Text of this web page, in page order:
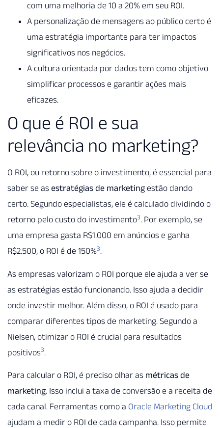
com uma melhoria de 10 a 20% em seu ROI.
A personalização de mensagens ao público certo é
uma estratégia importante para ter impactos
significativos nos negócios.
A cultura orientada por dados tem como objetivo
simplificar processos e garantir ações mais
eficazes.
O que é ROI e sua
relevância no marketing?
O ROI, ou retorno sobre o investimento, é essencial para
saber se as estratégias de marketingestão dando
certo. Segundo especialistas, ele é calculado dividindo o
retorno pelo custo do investimento3. Por exemplo, se
uma empresa gasta R$1.000 em anúncios e ganha
R$2.500, o ROI é de 150%3.
As empresas valorizam o ROI porque ele ajuda a ver se
as estratégias estão funcionando. Isso ajuda a decidir
onde investir melhor. Além disso, o ROI é usado para
comparar diferentes tipos de marketing. Segundo a
Nielsen, otimizar o ROI é crucial para resultados
positivos3.
Para calcular o ROI, é preciso olhar as métricas de
marketing. Isso inclui a taxa de conversão e a receita de
cada canal. Ferramentas como a Oracle Marketing Cloud
ajudam a medir o ROI de cada campanha. Isso permite